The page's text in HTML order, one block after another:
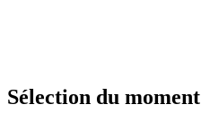
Sélection du moment